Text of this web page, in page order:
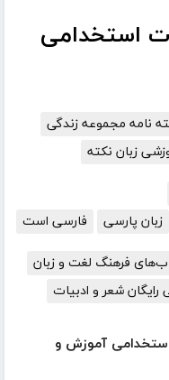
استخدامی
نامه مجموعه زندگی
زبان نکته
زبان پارسی فارسی است
فرهنگ لغت و زبان
شعر و ادبیات
استخدامی آموزش و